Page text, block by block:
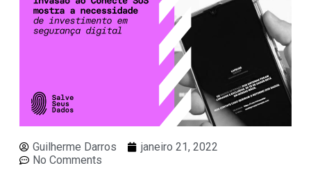
Guilherme Darros
janeiro 21, 2022
No Comments